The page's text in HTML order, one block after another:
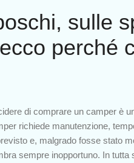
e vedo che ha
sulle
perché
di comprare un camper è
richiede manutenzione,
e, malgrado fosse stato
sempre inopportuno. In tutta